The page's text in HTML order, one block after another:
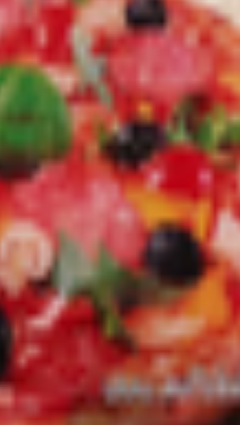
от 30.05.2003г выдано Гомельским
ул. Козлова 2-А